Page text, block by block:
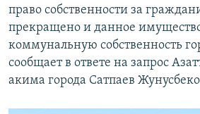
право собственности за
прекращено и данное
коммунальную собственность
сообщает в ответе на запрос
акима города Сатпаев